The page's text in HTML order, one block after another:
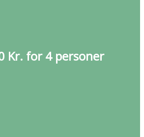
Kr. for 4 personer